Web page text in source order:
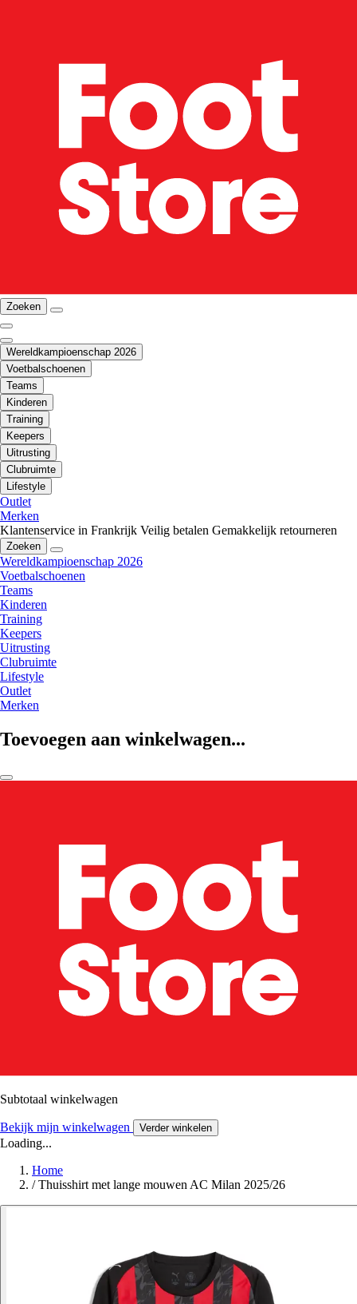
Zoeken
Wereldkampioenschap 2026
Voetbalschoenen
Teams
Kinderen
Training
Keepers
Uitrusting
Clubruimte
Lifestyle
Outlet
Merken
Klantenservice in Frankrijk Veilig betalen Gemakkelijk retourneren
Zoeken
Wereldkampioenschap 2026
Voetbalschoenen
Teams
Kinderen
Training
Keepers
Uitrusting
Clubruimte
Lifestyle
Outlet
Merken
Toevoegen aan winkelwagen...
Subtotaal winkelwagen
Bekijk mijn winkelwagen Verder winkelen
Loading...
Home
/ Thuisshirt met lange mouwen AC Milan 2025/26